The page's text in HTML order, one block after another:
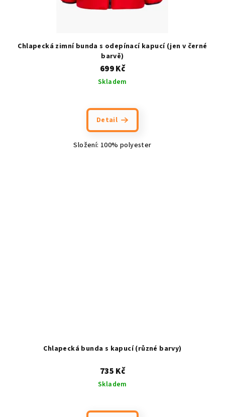
Chlapecká zimní bunda s odepínací kapucí (jen v černé
barvě)
699 Kč
Skladem
Detail
Složení: 100% polyester
Chlapecká bunda s kapucí (různé barvy)
735 Kč
Skladem